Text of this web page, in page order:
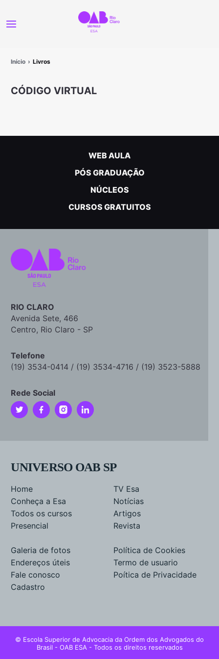
Início Livros
CÓDIGO VIRTUAL
WEB AULA
PÓS GRADUAÇÃO
NÚCLEOS
CURSOS GRATUITOS
RIO CLARO
Avenida Sete, 466
Centro, Rio Claro - SP
Telefone
(19) 3534-0414 / (19) 3534-4716 / (19) 3523-5888
Rede Social
UNIVERSO OAB SP
Home
Conheça a Esa
Todos os cursos
Presencial
TV Esa
Notícias
Artigos
Revista
Galeria de fotos
Endereços úteis
Fale conosco
Cadastro
Política de Cookies
Termo de usuario
Poítica de Privacidade
© Escola Superior de Advocacia da Ordem dos Advogados do
Brasil - OAB ESA - Todos os direitos reservados